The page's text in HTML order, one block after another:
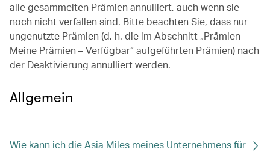
alle gesammelten Prämien annulliert, auch wenn sie
noch nicht verfallen sind. Bitte beachten Sie, dass nur
ungenutzte Prämien (d. h. die im Abschnitt „Prämien –
Meine Prämien – Verfügbar“ aufgeführten Prämien) nach
der Deaktivierung annulliert werden.
Allgemein
Wie kann ich die Asia Miles meines Unternehmens für